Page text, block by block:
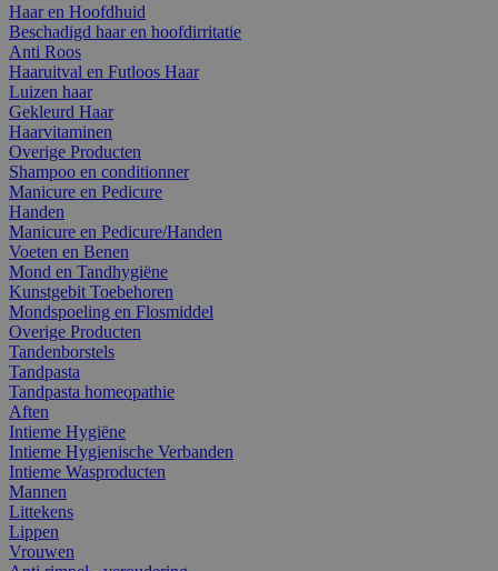
Haar en Hoofdhuid
Beschadigd haar en hoofdirritatie
Anti Roos
Haaruitval en Futloos Haar
Luizen haar
Gekleurd Haar
Haarvitaminen
Overige Producten
Shampoo en conditionner
Manicure en Pedicure
Handen
Manicure en Pedicure/Handen
Voeten en Benen
Mond en Tandhygiëne
Kunstgebit Toebehoren
Mondspoeling en Flosmiddel
Overige Producten
Tandenborstels
Tandpasta
Tandpasta homeopathie
Aften
Intieme Hygiëne
Intieme Hygienische Verbanden
Intieme Wasproducten
Mannen
Littekens
Lippen
Vrouwen